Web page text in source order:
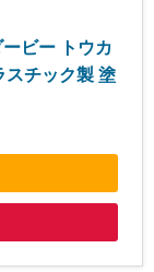
ビー トウカ
スチック製 塗